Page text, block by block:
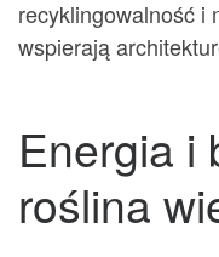
recyklingowalność i
wspierają
Energia i
roślina